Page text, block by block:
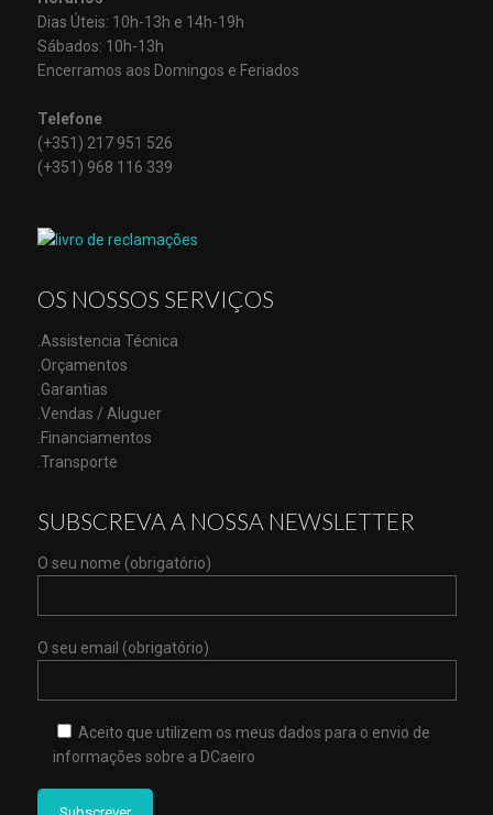
Dias Úteis: 10h-13h e 14h-19h
Sábados: 10h-13h
Encerramos aos Domingos e Feriados
Telefone
(+351) 217 951 526
(+351) 968 116 339
OS NOSSOS SERVIÇOS
.Assistencia Técnica
.Orçamentos
.Garantias
.Vendas / Aluguer
.Financiamentos
.Transporte
SUBSCREVA A NOSSA NEWSLETTER
O seu nome (obrigatório)
O seu email (obrigatório)
Aceito que utilizem os meus dados para o envio de
informações sobre a DCaeiro